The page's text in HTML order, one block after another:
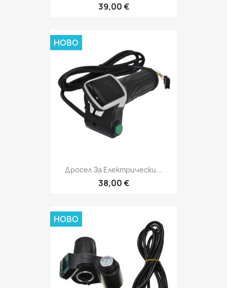
39,00 €
Дросел За Електрически...
38,00 €
НОВО
НОВО